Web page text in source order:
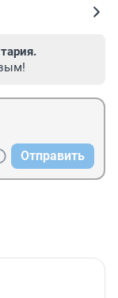
Отправить